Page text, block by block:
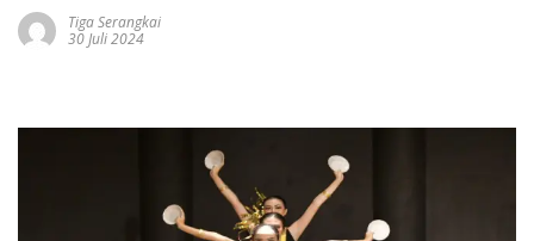
Tiga Serangkai
30 Juli 2024